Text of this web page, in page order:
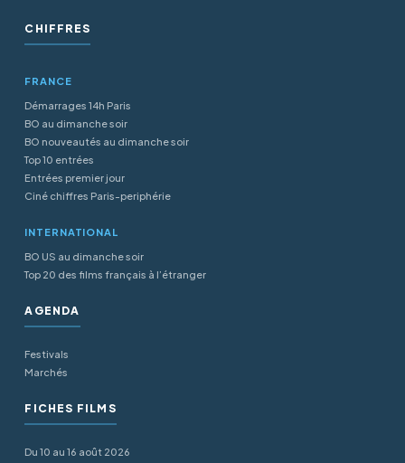
CHIFFRES
FRANCE
Démarrages 14h Paris
BO au dimanche soir
BO nouveautés au dimanche soir
Top 10 entrées
Entrées premier jour
Ciné chiffres Paris-periphérie
INTERNATIONAL
BO US au dimanche soir
Top 20 des films français à l’étranger
AGENDA
Festivals
Marchés
FICHES FILMS
Du 10 au 16 août 2026